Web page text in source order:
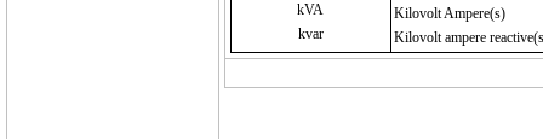
kVA
kvar
Kilovolt Ampere(s)
Kilovolt ampere